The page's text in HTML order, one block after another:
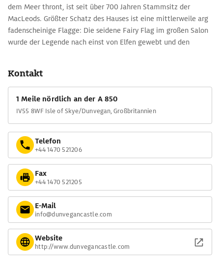
dem Meer thront, ist seit über 700 Jahren Stammsitz der
MacLeods. Größter Schatz des Hauses ist eine mittlerweile arg
fadenscheinige Flagge: Die seidene Fairy Flag im großen Salon
wurde der Legende nach einst von Elfen gewebt und den
auf Rhodos angefertigt wurde und mit den Kreuzrittern nach
Europa kam.
Kontakt
1 Meile nördlich an der A 850
IV55 8WF Isle of Skye/Dunvegan, Großbritannien
Telefon
+44 1470 521206
Fax
+44 1470 521205
E-Mail
info@dunvegancastle.com
Website
http://www.dunvegancastle.com